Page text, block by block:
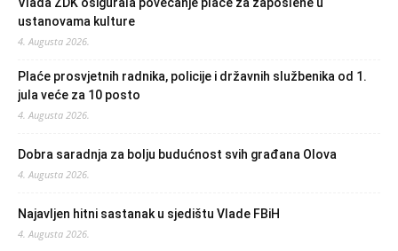
ustanovama kulture
4. Augusta 2026.
Plaće prosvjetnih radnika, policije i državnih službenika od 1.
jula veće za 10 posto
4. Augusta 2026.
Dobra saradnja za bolju budućnost svih građana Olova
4. Augusta 2026.
Najavljen hitni sastanak u sjedištu Vlade FBiH
4. Augusta 2026.